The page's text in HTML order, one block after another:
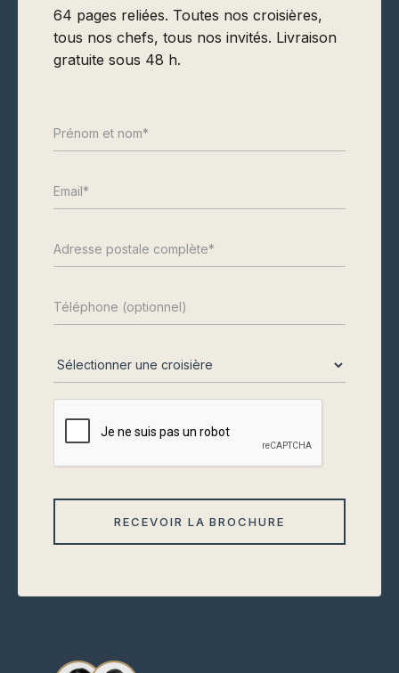
64 pages reliées. Toutes nos croisières,
tous nos chefs, tous nos invités. Livraison
gratuite sous 48 h.